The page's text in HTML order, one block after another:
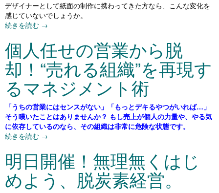
デザイナーとして紙面の制作に携わってきた方なら、こんな変化を
感じていないでしょうか。
続きを読む →
個人任せの営業から脱
却！“売れる組織”を再現す
るマネジメント術
「うちの営業にはセンスがない」「もっとデキるやつがいれば…」
そう嘆いたことはありませんか？ もし売上が個人の力量や、やる気
に依存しているのなら、その組織は非常に危険な状態です。
続きを読む →
明日開催！無理無くはじ
めよう、脱炭素経営。